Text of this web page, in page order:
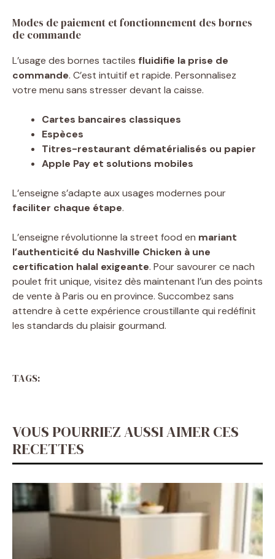
Modes de paiement et fonctionnement des bornes
de commande
L’usage des bornes tactiles fluidifie la prise de
commande. C’est intuitif et rapide. Personnalisez
votre menu sans stresser devant la caisse.
Cartes bancaires classiques
Espèces
Titres-restaurant dématérialisés ou papier
Apple Pay et solutions mobiles
L’enseigne s’adapte aux usages modernes pour
faciliter chaque étape.
L’enseigne révolutionne la street food en mariant
l’authenticité du Nashville Chicken à une
certification halal exigeante. Pour savourer ce nach
poulet frit unique, visitez dès maintenant l’un des points
de vente à Paris ou en province. Succombez sans
attendre à cette expérience croustillante qui redéfinit
les standards du plaisir gourmand.
TAGS:
VOUS POURRIEZ AUSSI AIMER CES
RECETTES